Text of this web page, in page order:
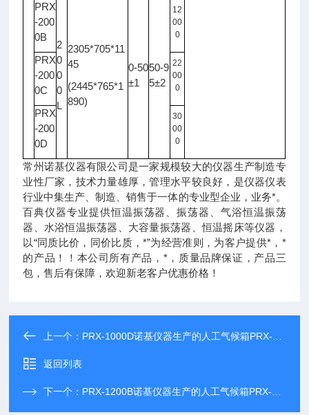
PRX
-200
0B
2
0
0
0
L
2305*705*11
45
(2445*765*1
890)
0-50
±1
50-9
5±2
12
00
0
PRX
-200
0C
22
00
0
PRX
-200
0D
30
00
0
常州诺基仪器有限公司是一家规模较大的仪器生产制造专
业性厂家，技术力量雄厚，管理水平较良好，是仪器仪表
行业中集生产、制造、销售于一体的专业型企业，业务*。
百典仪器专业提供恒温振荡器、振荡器、气浴恒温振荡
器、水浴恒温振荡器、大容量振荡器、恒温摇床等仪器，
以“同质比价，同价比质，*”为经营准则，为客户提供*，*
的产品！！本公司所有产品，*，质量品牌保证，产品三
包，售后有保障，欢迎新老客户优惠价格！
上一个： PRX-1000D诺基仪器生产的人工气候箱PRX-1000D享受诺基仪器优质售后服务
返回列表
下一个： PRX-1200B诺基仪器生产的人工气候箱PRX-1200B享受诺基仪器优质售后服务